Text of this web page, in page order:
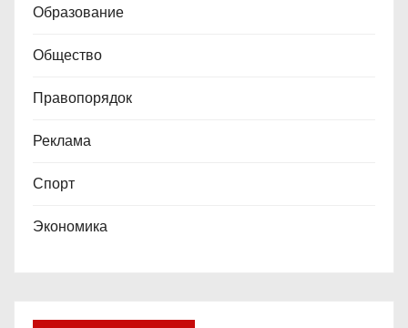
Образование
Общество
Правопорядок
Реклама
Спорт
Экономика